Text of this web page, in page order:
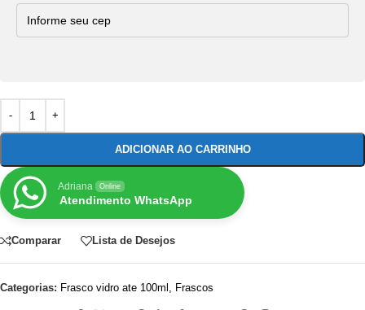
ADICIONAR AO CARRINHO
Adriana Online
Atendimento WhatsApp
Comparar Lista de Desejos
Categorias: Frasco vidro ate 100ml Frascos